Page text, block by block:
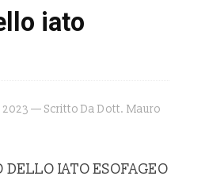
iato
— Scritto Da Dott. Mauro
IATO ESOFAGEO